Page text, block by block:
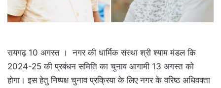
रायगढ़ 10 अगस्त । नगर की धार्मिक संस्था श्री श्याम मंडल कि
2024-25 की प्रबंधन समिति का चुनाव आगामी 13 अगस्त को
होगा। इस हेतु निष्पक्ष चुनाव प्रक्रिया के लिए नगर के वरिष्ठ अधिवक्ता